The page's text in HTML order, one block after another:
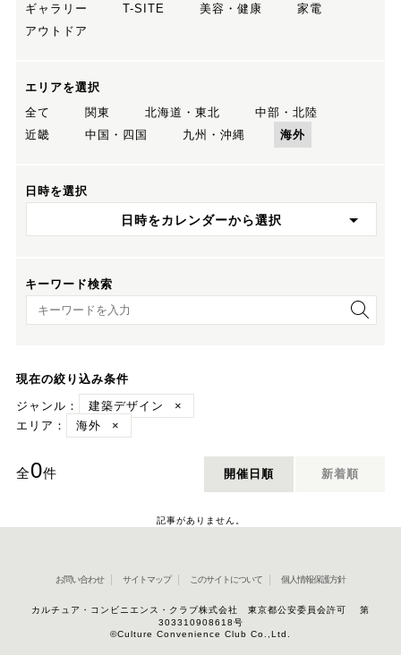
ギャラリー
T-SITE 美容・健康
家電
アウトドア
エリアを選択
全て
関東 北海道・東北
中部・北陸
近畿
中国・四国 九州・沖縄 海外
日時を選択
日時をカレンダーから選択
キーワード検索
キーワード検索
現在の絞り込み条件
ジャンル：
建築デザイン
×
エリア：
海外 ×
全0件 開催日順 新着順
記事がありません。
お問い合わせ サイトマップ このサイトについて 個人情報保護方針
カルチュア・コンビニエンス・クラブ株式会社 東京都公安委員会許可 第
303310908618号
©Culture Convenience Club Co.,Ltd.